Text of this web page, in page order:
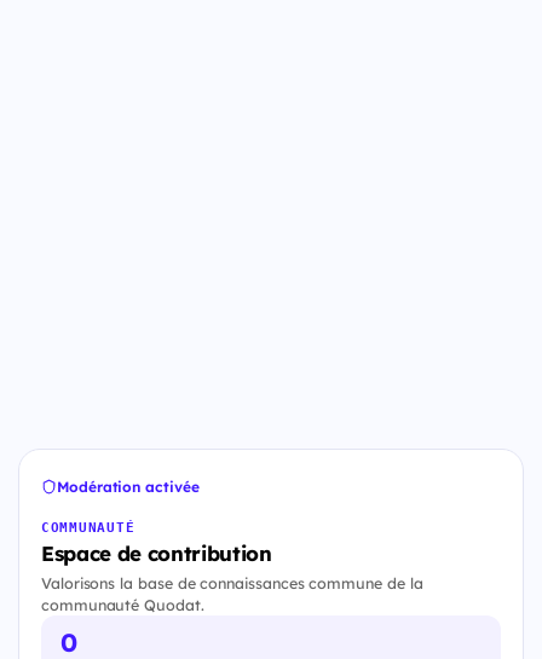
Modération activée
COMMUNAUTÉ
Espace de contribution
Valorisons la base de connaissances commune de la
communauté Quodat.
0